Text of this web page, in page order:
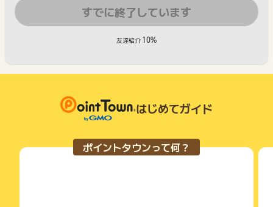
すでに終了しています
友達紹介 10%
はじめてガイド
ポイントタウンって何？